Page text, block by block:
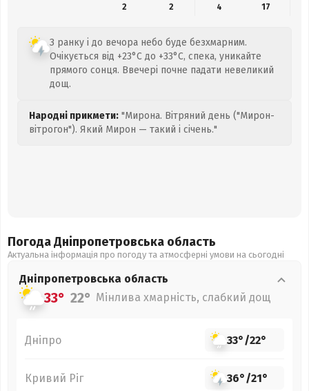
2
2 4 17
З ранку і до вечора небо буде безхмарним.
Очікується від +23°C до +33°C, спека, уникайте
прямого сонця. Ввечері почне падати невеликий
дощ.
Народні прикмети: "Мирона. Вітряний день ("Мирон-
вітрогон"). Який Мирон — такий і січень."
Погода Дніпропетровська область
Актуальна інформація про погоду та атмосферні умови на сьогодні
Дніпропетровська область
33° 22° Мінлива хмарність, слабкий дощ
Дніпро 33°/22°
Кривий Ріг 36°/21°